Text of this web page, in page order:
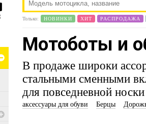
Только: НОВИНКИ ХИТ РАСПРОДАЖА
Мотоботы и
В продаже широки
стальными сменными
для повседневной
аксессуары для обуви Берцы
Предоставлено